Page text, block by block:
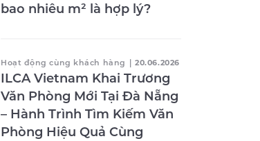
bao nhiêu m² là hợp lý?
Hoạt động cùng khách hàng 20.06.2026
ILCA Vietnam Khai Trương
Văn Phòng Mới Tại Đà Nẵng
– Hành Trình Tìm Kiếm Văn
Phòng Hiệu Quả Cùng